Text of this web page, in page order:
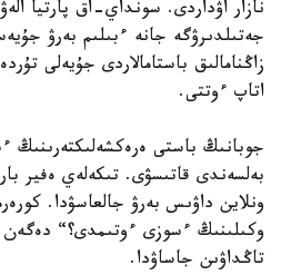
نازار اۋداردى. سونداي-اق پارتيا
جەتىلدىرۋگە جانە ءبىلىم بەرۋ
زاڭنامالىق باستامالاردى جۇيەلى
اتاپ ءوتتى.
جوبانىڭ باستى
ونلاين داۋىس بەرۋ جالعاسۋدا.
وكىلىنىڭ ءسوزى ءوتىمدى؟“ دەگەن
تاڭداۋىن جاساۋدا.